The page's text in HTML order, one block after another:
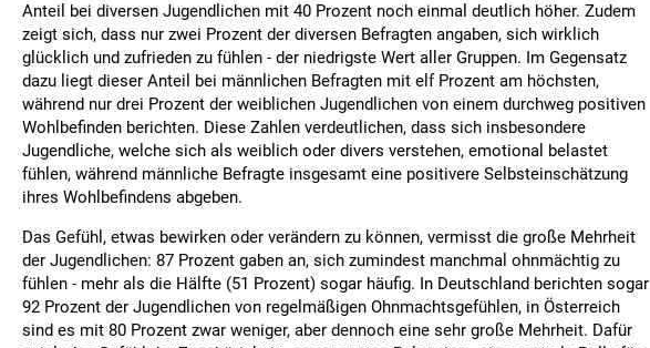
Anteil bei diversen Jugendlichen mit 40 Prozent noch einmal deutlich höher. Zudem
zeigt sich, dass nur zwei Prozent der diversen Befragten angaben, sich wirklich
glücklich und zufrieden zu fühlen - der niedrigste Wert aller Gruppen. Im Gegensatz
dazu liegt dieser Anteil bei männlichen Befragten mit elf Prozent am höchsten,
während nur drei Prozent der weiblichen Jugendlichen von einem durchweg positiven
Wohlbefinden berichten. Diese Zahlen verdeutlichen, dass sich insbesondere
Jugendliche, welche sich als weiblich oder divers verstehen, emotional belastet
fühlen, während männliche Befragte insgesamt eine positivere Selbsteinschätzung
ihres Wohlbefindens abgeben.
Das Gefühl, etwas bewirken oder verändern zu können, vermisst die große Mehrheit
der Jugendlichen: 87 Prozent gaben an, sich zumindest manchmal ohnmächtig zu
fühlen - mehr als die Hälfte (51 Prozent) sogar häufig. In Deutschland berichten sogar
92 Prozent der Jugendlichen von regelmäßigen Ohnmachtsgefühlen, in Österreich
sind es mit 80 Prozent zwar weniger, aber dennoch eine sehr große Mehrheit. Dafür